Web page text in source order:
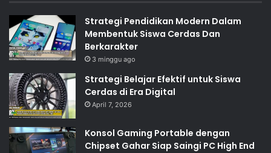
Strategi Pendidikan Modern Dalam
Membentuk Siswa Cerdas Dan
Berkarakter
3 minggu ago
Strategi Belajar Efektif untuk Siswa
Cerdas di Era Digital
April 7, 2026
Konsol Gaming Portable dengan
Chipset Gahar Siap Saingi PC High End